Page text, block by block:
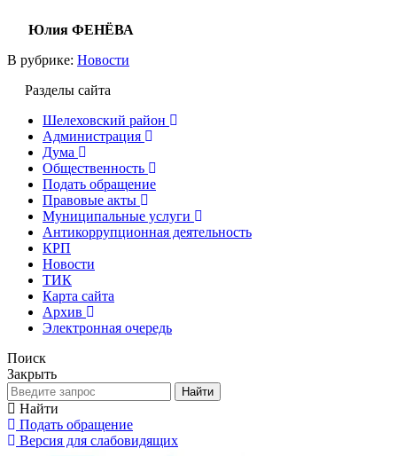
Юлия ФЕНЁВА
В рубрике: Новости
Разделы сайта
Шелеховский район
Администрация
Дума
Общественность
Подать обращение
Правовые акты
Муниципальные услуги
Антикоррупционная деятельность
КРП
Новости
ТИК
Карта сайта
Архив
Электронная очередь
Поиск
Закрыть
Найти
Найти
Подать обращение
Версия для слабовидящих